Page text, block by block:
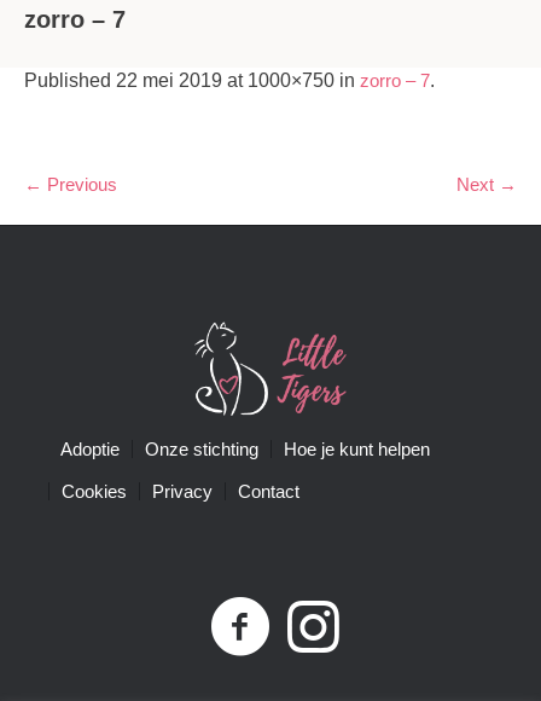
zorro – 7
Published 22 mei 2019 at 1000×750 in zorro – 7.
← Previous Next →
Adoptie Onze stichting Hoe je kunt helpen
Cookies Privacy Contact